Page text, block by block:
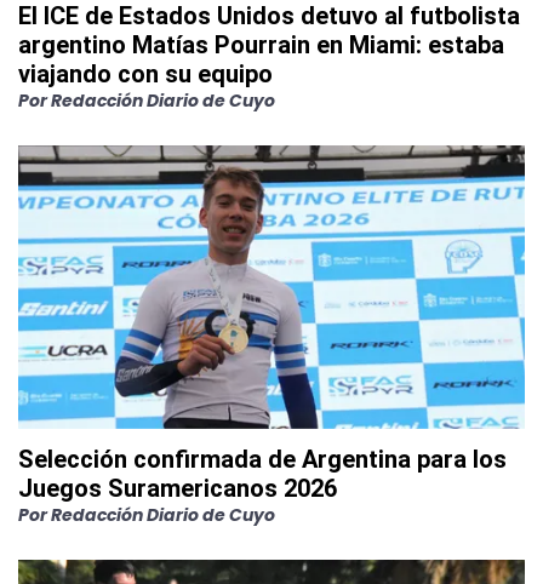
El ICE de Estados Unidos detuvo al futbolista
argentino Matías Pourrain en Miami: estaba
viajando con su equipo
PorRedacción Diario de Cuyo
Selección confirmada de Argentina para los
Juegos Suramericanos 2026
PorRedacción Diario de Cuyo